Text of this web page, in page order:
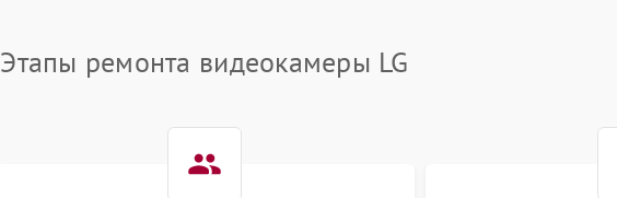
Этапы ремонта видеокамеры LG